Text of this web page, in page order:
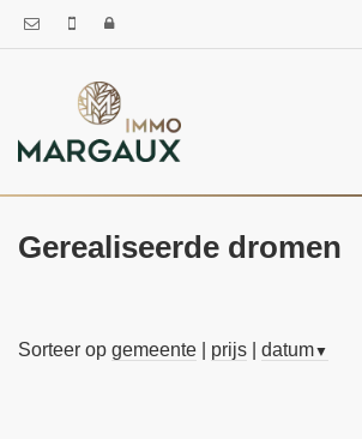
Gerealiseerde dromen
Sorteer op gemeente prijs datum▼